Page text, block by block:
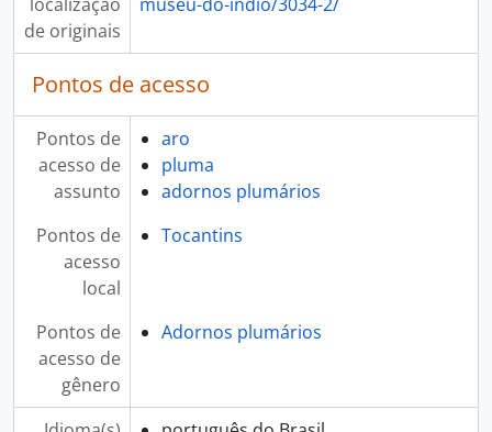
de originais
Pontos de acesso
Pontos de
acesso de
assunto
aro
pluma
adornos plumários
Pontos de
acesso
local
Tocantins
Pontos de
acesso de
gênero
Adornos plumários